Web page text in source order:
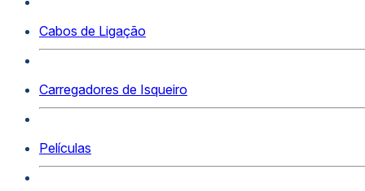
Cabos de Ligação
Carregadores de Isqueiro
Películas